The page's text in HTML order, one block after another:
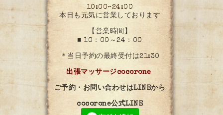
10:00~24:00
本日も元気に営業しております
【営業時間】
■ 10：00～24：00
＊当日予約の最終受付は21:30
出張マッサージcocorone
ご予約・お問い合わせはLINEから
cocorone公式LINE